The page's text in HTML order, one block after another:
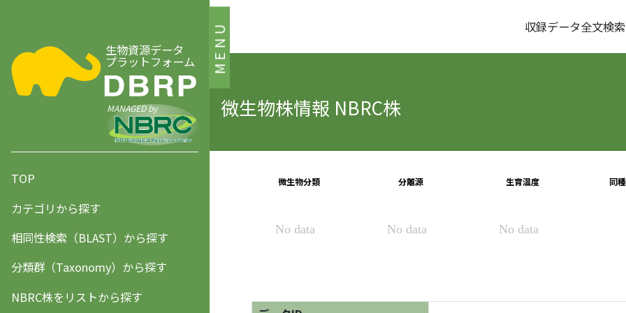
MENU
生物資源データ
プラットフォーム
MANAGED by
TOP
カテゴリから探す
相同性検索（BLAST）から探す
分類群（Taxonomy）から探す
NBRC株をリストから探す
収録データ全文検索
微生物株情報 NBRC株